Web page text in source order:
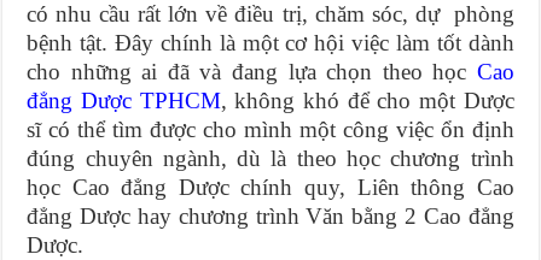
có nhu cầu rất lớn về điều trị, chăm sóc, dự phòng
bệnh tật. Đây chính là một cơ hội việc làm tốt dành
cho những ai đã và đang lựa chọn theo học Cao
đẳng Dược TPHCM, không khó để cho một Dược
sĩ có thể tìm được cho mình một công việc ổn định
đúng chuyên ngành, dù là theo học chương trình
học Cao đẳng Dược chính quy, Liên thông Cao
đẳng Dược hay chương trình Văn bằng 2 Cao đẳng
Dược.